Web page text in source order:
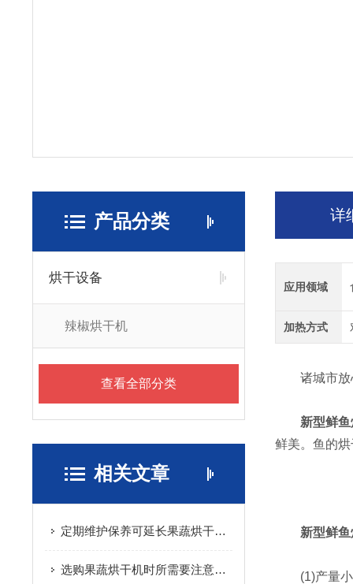
产品分类
烘干设备
辣椒烘干机
查看全部分类
相关文章
定期维护保养可延长果蔬烘干机的使用寿命
选购果蔬烘干机时所需要注意的重要事项介绍
详
应用领域
加热方式
诸城市放心
新型鲜
鲜美。鱼的
新型鲜
(1)产量小